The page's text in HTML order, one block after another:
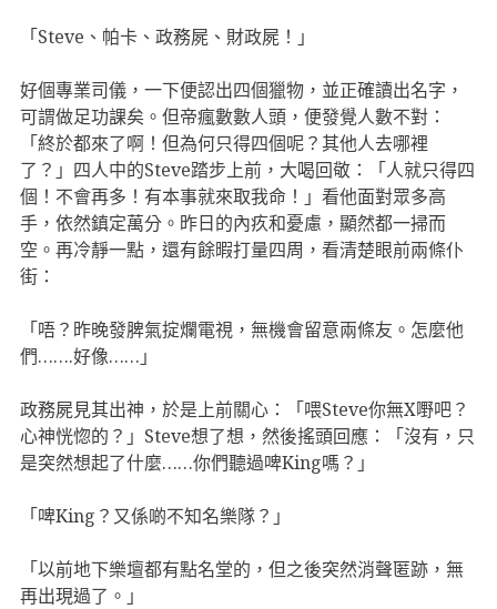
「Steve、帕卡、政務屍、財政屍！」
好個專業司儀，一下便認出四個獵物，並正確讀出名字，
可謂做足功課矣。但帝瘋數數人頭，便發覺人數不對：
「終於都來了啊！但為何只得四個呢？其他人去哪裡
了？」四人中的Steve踏步上前，大喝回敬：「人就只得四
個！不會再多！有本事就來取我命！」看他面對眾多高
手，依然鎮定萬分。昨日的內疚和憂慮，顯然都一掃而
空。再冷靜一點，還有餘暇打量四周，看清楚眼前兩條仆
街：
「唔？昨晚發脾氣掟爛電視，無機會留意兩條友。怎麼他
們…….好像……」
政務屍見其出神，於是上前關心：「喂Steve你無X嘢吧？
心神恍惚的？」Steve想了想，然後搖頭回應：「沒有，只
是突然想起了什麼……你們聽過啤King嗎？」
「啤King？又係啲不知名樂隊？」
「以前地下樂壇都有點名堂的，但之後突然消聲匿跡，無
再出現過了。」